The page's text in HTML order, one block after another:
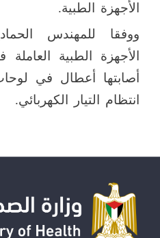
الأجهزة الطبية.
ووفقا للمهندس
الأجهزة الطبية
أصابتها أعطال في
انتظام التيار الكهربائي.